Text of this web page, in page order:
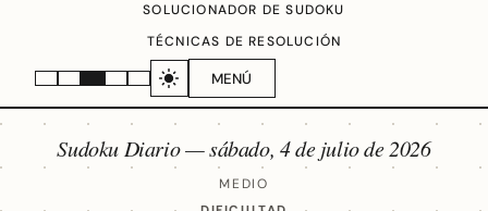
MENÚ
SOLUCIONADOR DE SUDOKU
TÉCNICAS DE RESOLUCIÓN
Sudoku Diario —sábado, 4 de julio de 2026
MEDIO